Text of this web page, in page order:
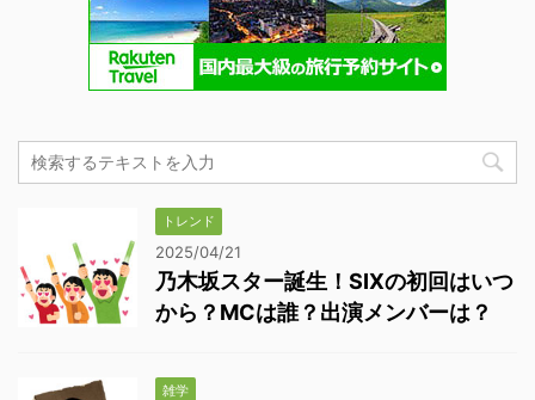
トレンド
2025/04/21
乃木坂スター誕生！SIXの初回はいつ
から？MCは誰？出演メンバーは？
雑学